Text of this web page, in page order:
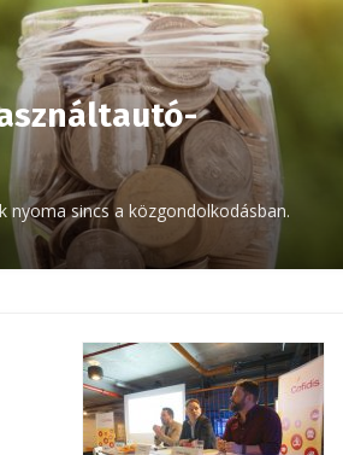
nyoma sincs a közgondolkodásban.